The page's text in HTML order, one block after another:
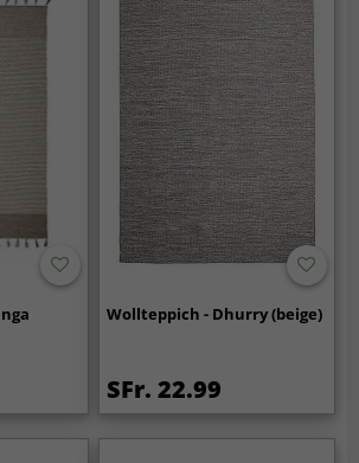
Wollteppich - Dhurry (beige)
SFr. 22.99